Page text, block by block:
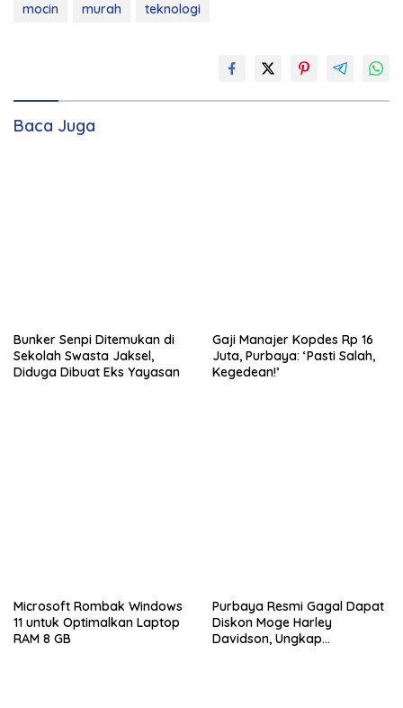
mocin
murah teknologi
Baca Juga
Bunker Senpi Ditemukan di
Sekolah Swasta Jaksel,
Diduga Dibuat Eks Yayasan
Gaji Manajer Kopdes Rp 16
Juta, Purbaya: ‘Pasti Salah,
Kegedean!’
Microsoft Rombak Windows
11 untuk Optimalkan Laptop
RAM 8 GB
Purbaya Resmi Gagal Dapat
Diskon Moge Harley
Davidson, Ungkap